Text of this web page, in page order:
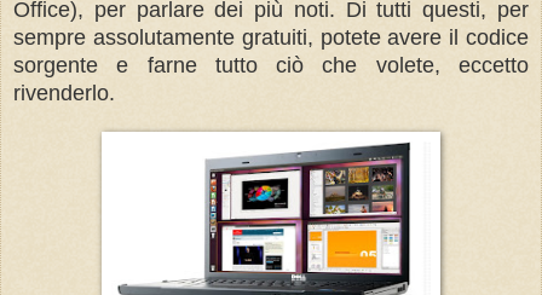
Office), per parlare dei più noti. Di tutti questi, per
sempre assolutamente gratuiti, potete avere il codice
sorgente e farne tutto ciò che volete, eccetto
rivenderlo.